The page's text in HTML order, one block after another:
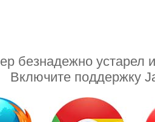
безнадежно устарел
Включите поддержку